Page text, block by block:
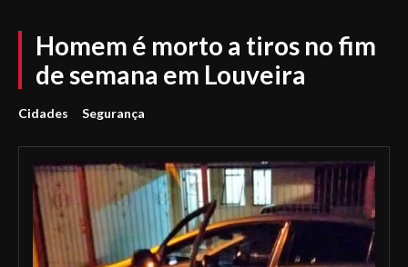
Homem é morto a tiros no fim
de semana em Louveira
Cidades Segurança